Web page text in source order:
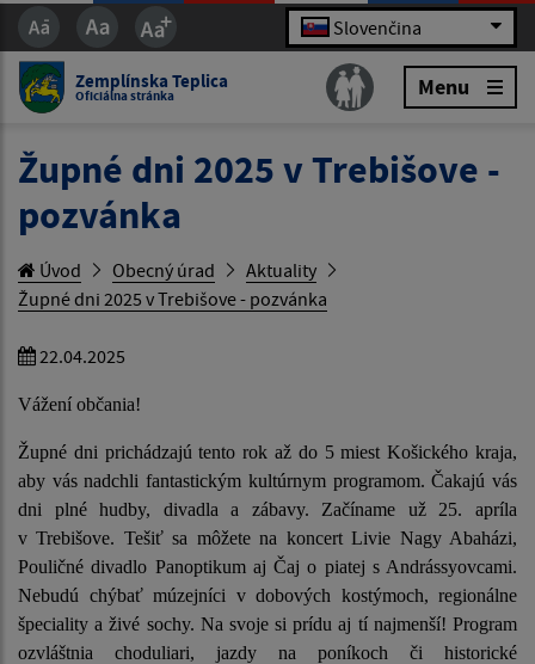
Slovenčina
Zemplínska Teplica
Oficiálna stránka Menu
Župné dni 2025 v Trebišove -
pozvánka
Úvod Obecný úrad
Aktuality
Župné dni 2025 v Trebišove - pozvánka
22.04.2025
Vážení občania!
Župné dni prichádzajú tento rok až do 5 miest Košického kraja,
aby vás nadchli fantastickým kultúrnym programom. Čakajú vás
dni plné hudby, divadla a zábavy. Začíname už 25. apríla
v Trebišove. Tešiť sa môžete na koncert Livie Nagy Abaházi,
Pouličné divadlo Panoptikum aj Čaj o piatej s Andrássyovcami.
Nebudú chýbať múzejníci v dobových kostýmoch, regionálne
špeciality a živé sochy. Na svoje si prídu aj tí najmenší! Program
ozvláštnia choduliari, jazdy na poníkoch či historické